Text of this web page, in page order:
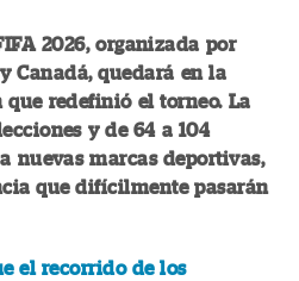
2026, organizada por
Canadá, quedará en la
redefinió el torneo. La
y de 64 a 104
nuevas marcas deportivas,
que difícilmente pasarán
el recorrido de los